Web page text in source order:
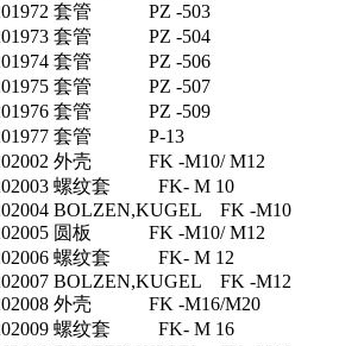
套管 PZ -503
套管 PZ -504
套管 PZ -506
套管 PZ -507
套管 PZ -509
套管 P-13
外壳 FK -M10/ M12
螺纹套 FK- M 10
BOLZEN,KUGEL FK -M10
圆板 FK -M10/ M12
螺纹套 FK- M 12
BOLZEN,KUGEL FK -M12
外壳 FK -M16/M20
螺纹套 FK- M 16